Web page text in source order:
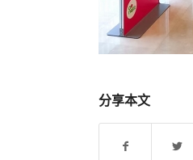
分享本文